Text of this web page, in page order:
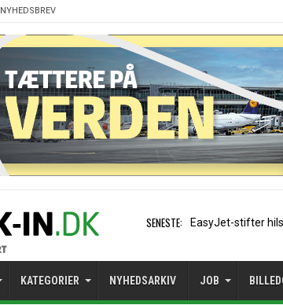
NYHEDSBREV
SENESTE: Air France
KATEGORIER NYHEDSARKIV JOB